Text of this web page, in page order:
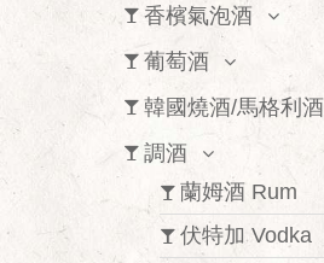
香檳氣泡酒
葡萄酒
韓國燒酒/馬格利酒
調酒
蘭姆酒 Rum
伏特加 Vodka